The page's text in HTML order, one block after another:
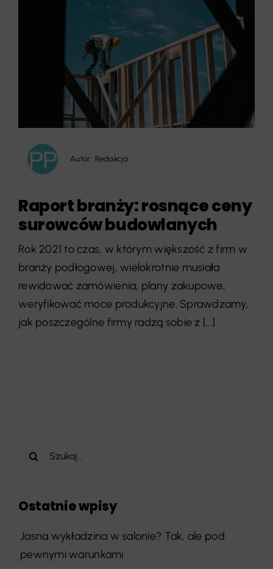
Autor: Redakcja
Raport branży: rosnące ceny
surowców budowlanych
Rok 2021 to czas, w którym większość z firm w
branży podłogowej, wielokrotnie musiała
rewidować zamówienia, plany zakupowe,
weryfikować moce produkcyjne. Sprawdzamy,
jak poszczególne firmy radzą sobie z [...]
Szukaj
Ostatnie wpisy
Jasna wykładzina w salonie? Tak, ale pod
pewnymi warunkami